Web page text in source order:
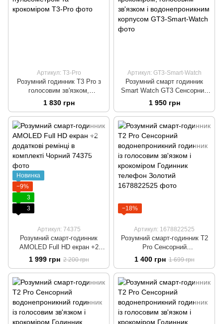
Артикул: T3-Pro
Розумний годинник T3 Pro з
голосовим зв'язком,
будильником, пульсометром
та крокоміром
1 830 грн
Артикул: GT3-Smart-Watch
Розумний смарт годинник
Smart Watch GT3 Сенсорний
годинник з крокоміром,
голосовим зв'язком і
водонепроникним корпусом
1 950 грн
Новинка
−9%
3
3
Артикул: 74375
Розумний смарт-годинник
AMOLED Full HD екран +2
додаткові ремінці в комплекті
Чорний
1 999 грн 2 200 грн
−18%
Артикул: 1678822525
Розумний смарт-годинник T2
Pro Сенсорний
водонепроникний годинник із
голосовим зв'язком і
крокоміром Годинник телефон
Золотий
1 400 грн 1 699 грн